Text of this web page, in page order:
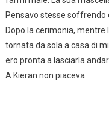
Pensavo stesse soffrendo
Dopo la cerimonia, mentre
tornata da sola a casa di
ero pronta a lasciarla
A Kieran non piaceva.